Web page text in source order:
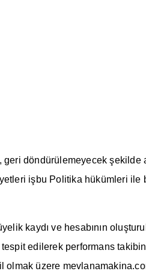
döndürülemeyecek
işbu Politika hükümleri ile
kaydı ve hesabının
edilerek performans
üzere